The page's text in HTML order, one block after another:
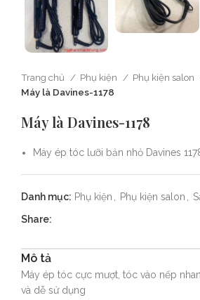
Trang chủ Phụ kiện
Phụ kiện salon
Máy là Davines-1178
Máy là Davines-1178
Máy ép tóc lưỡi bản nhỏ Davines
Danh mục: Phụ kiện Phụ kiện salon
Share:
Mô tả
Máy ép tóc cực mượt, tóc vào nếp
và dễ sử dụng